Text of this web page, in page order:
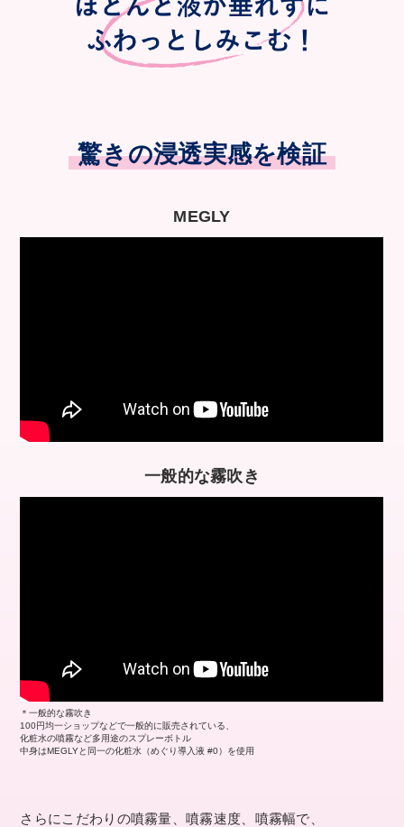
驚きの浸透実感を検証
MEGLY
一般的な霧吹き
＊一般的な霧吹き
100円均一ショップなどで一般的に販売されている、
化粧水の噴霧など多用途のスプレーボトル
中身はMEGLYと同一の化粧水（めぐり導入液 #0）を使用
さらにこだわりの噴霧量、噴霧速度、噴霧幅で、